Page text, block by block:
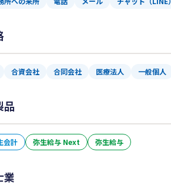
合資会社 合同会社 医療法人 一般個人
品
会計 弥生給与 Next 弥生給与
業